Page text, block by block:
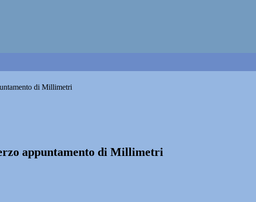
di Millimetri
appuntamento di Millimetri